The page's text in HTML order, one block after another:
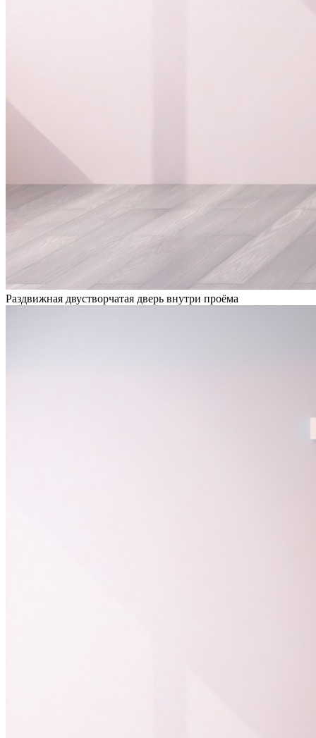
Раздвижная двустворчатая дверь внутри проёма